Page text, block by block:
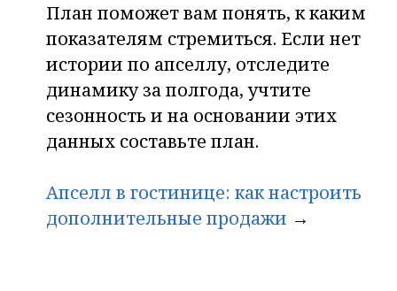
План поможет вам понять, к каким
показателям стремиться. Если нет
истории по апселлу, отследите
динамику за полгода, учтите
сезонность и на основании этих
данных составьте план.
Апселл в гостинице: как настроить
дополнительные продажи →